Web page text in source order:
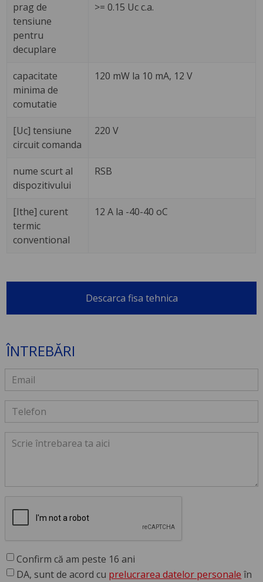
prag de
tensiune
pentru
decuplare
>= 0.15 Uc c.a.
capacitate
minima de
comutatie
120 mW la 10 mA, 12 V
[Uc] tensiune
circuit comanda
220 V
nume scurt al
dispozitivului
RSB
[Ithe] curent
termic
conventional
12 A la -40-40 oC
Descarca fisa tehnica
ÎNTREBĂRI
Confirm că am peste 16 ani
DA, sunt de acord cu prelucrarea datelor personale în